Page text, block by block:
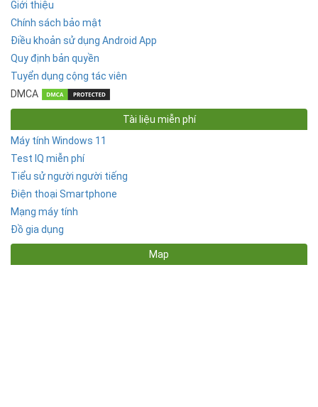
Giới thiệu
Chính sách bảo mật
Điều khoản sử dụng Android App
Quy định bản quyền
Tuyển dụng cộng tác viên
DMCA
Tài liệu miễn phí
Máy tính Windows 11
Test IQ miễn phí
Tiểu sử người người tiếng
Điện thoại Smartphone
Mạng máy tính
Đồ gia dụng
Map